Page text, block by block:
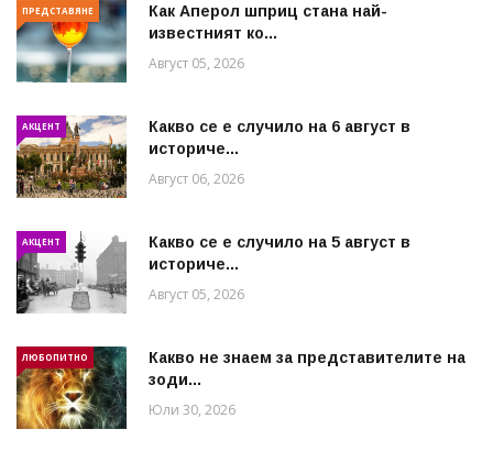
ПРЕДСТАВЯНЕ
Как Аперол шприц стана най-
известният ко...
Август 05, 2026
АКЦЕНТ
Какво се е случило на 6 август в
историче...
Август 06, 2026
АКЦЕНТ
Какво се е случило на 5 август в
историче...
Август 05, 2026
ЛЮБОПИТНО
Какво не знаем за представителите на
зоди...
Юли 30, 2026